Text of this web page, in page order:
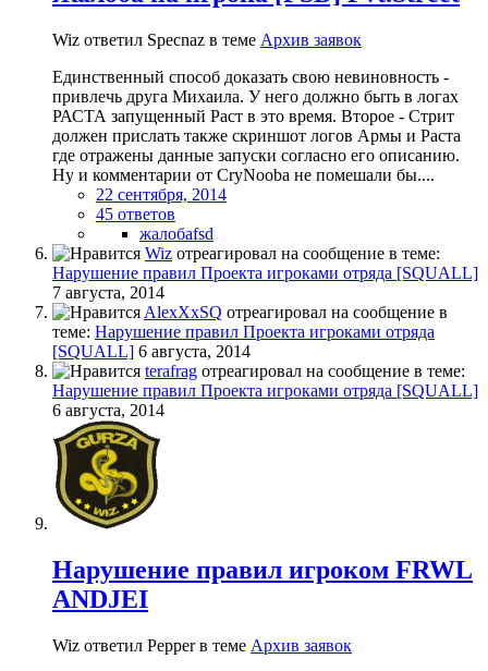
Wiz ответил Specnaz в теме Архив заявок
Единственный способ доказать свою невиновность -
привлечь друга Михаила. У него должно быть в логах
РАСТА запущенный Раст в это время. Второе - Стрит
должен прислать также скриншот логов Армы и Раста
где отражены данные запуски согласно его описанию.
Ну и комментарии от CryNoobа не помешали бы....
22 сентября, 2014
45 ответов
жалобаfsd
Wiz отреагировал на сообщение в теме:
Нарушение правил Проекта игроками отряда [SQUALL]
7 августа, 2014
AlexXxSQ отреагировал на сообщение в
теме: Нарушение правил Проекта игроками отряда
[SQUALL] 6 августа, 2014
terafrag отреагировал на сообщение в теме:
Нарушение правил Проекта игроками отряда [SQUALL]
6 августа, 2014
Нарушение правил игроком FRWL
ANDJEI
Wiz ответил Pepper в теме Архив заявок